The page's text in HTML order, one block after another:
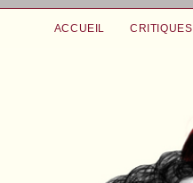
ACCUEIL CRITIQUES